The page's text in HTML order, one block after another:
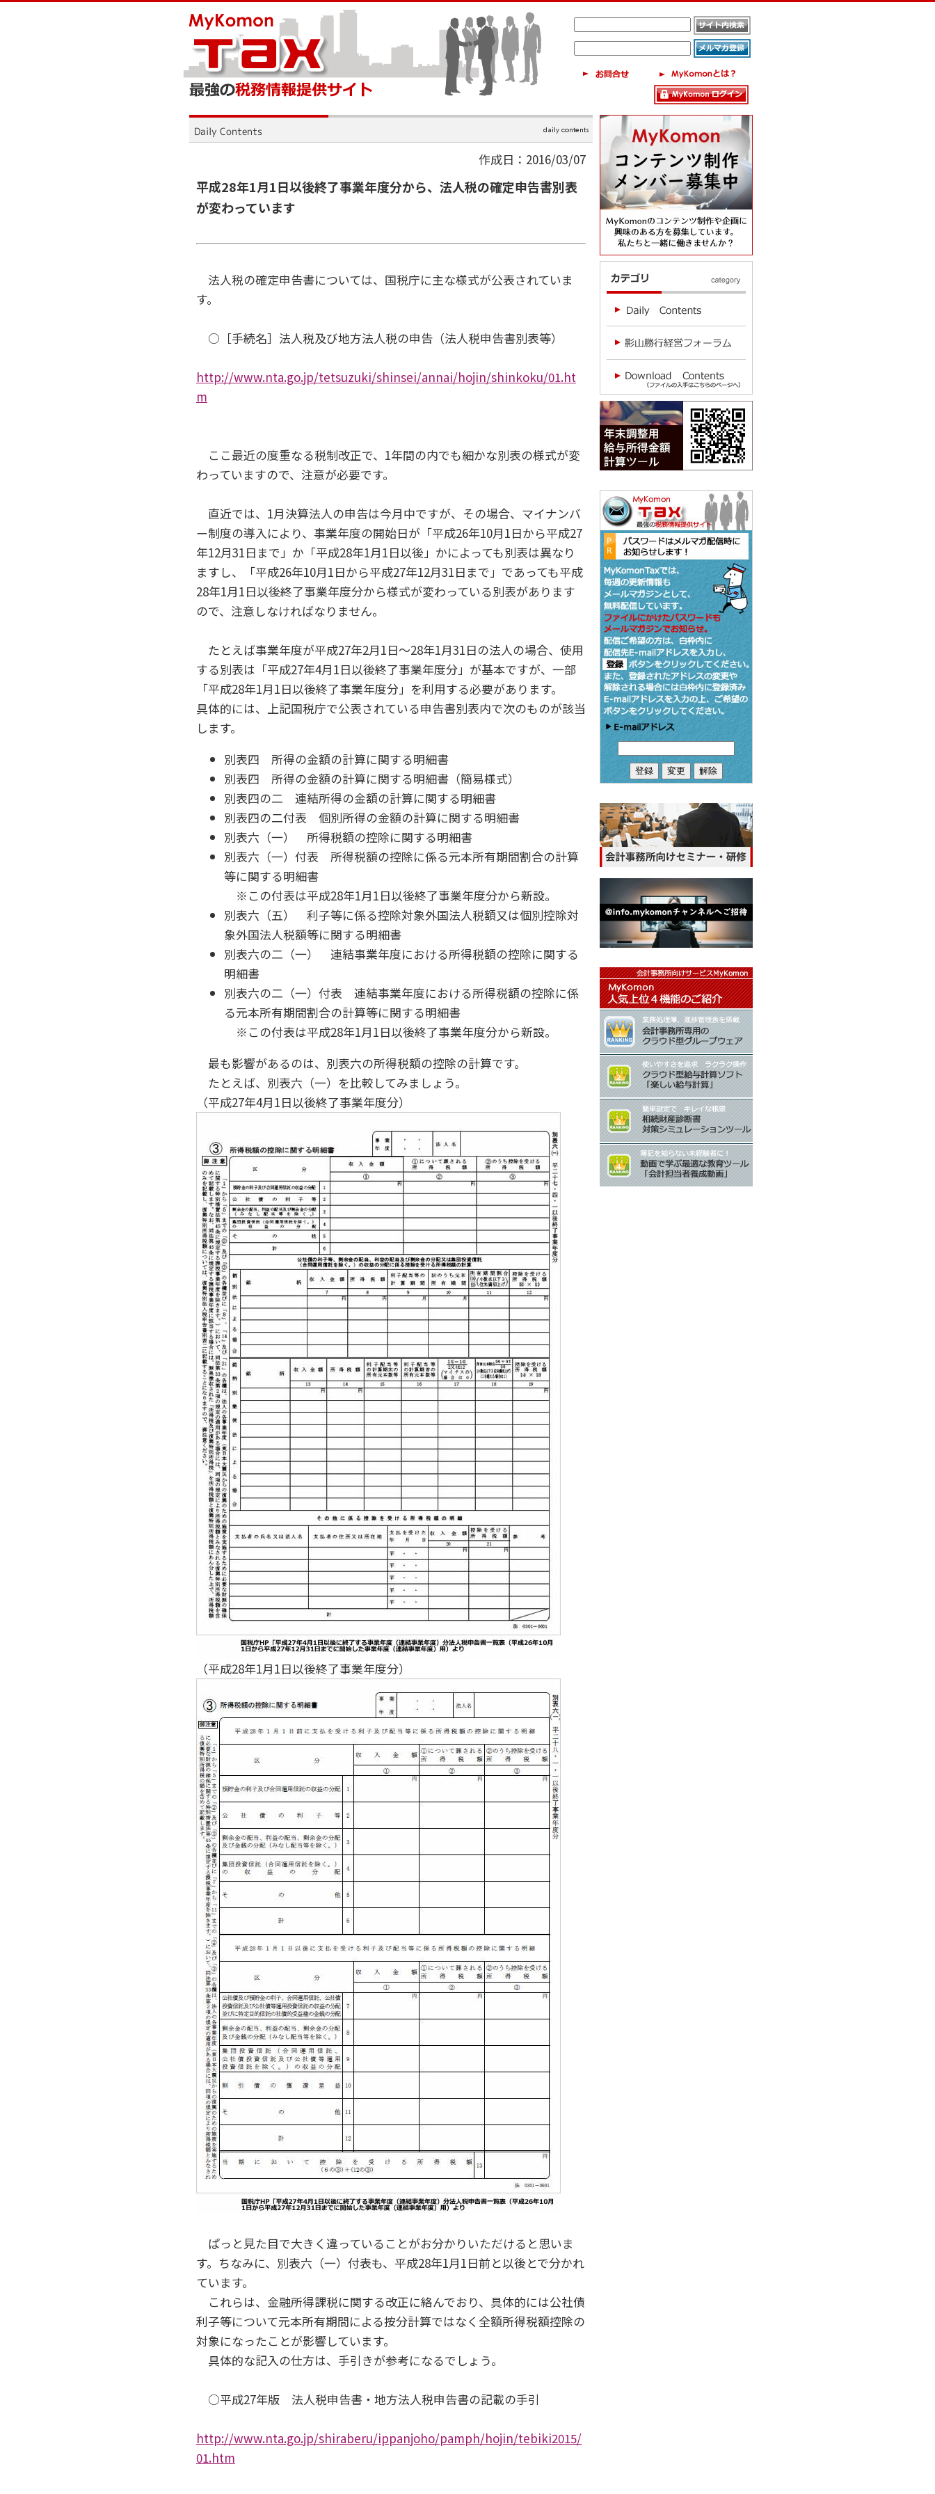
作成日：2016/03/07
平成28年1月1日以後終了事業年度分から、法人税の確定申告書別表
が変わっています
法人税の確定申告書については、国税庁に主な様式が公表されていま
す。
○［手続名］法人税及び地方法人税の申告（法人税申告書別表等）
http://www.nta.go.jp/tetsuzuki/shinsei/annai/hojin/shinkoku/01.ht
m
ここ最近の度重なる税制改正で、1年間の内でも細かな別表の様式が変
わっていますので、注意が必要です。
直近では、1月決算法人の申告は今月中ですが、その場合、マイナンバ
ー制度の導入により、事業年度の開始日が「平成26年10月1日から平成27
年12月31日まで」か「平成28年1月1日以後」かによっても別表は異なり
ますし、「平成26年10月1日から平成27年12月31日まで」であっても平成
28年1月1日以後終了事業年度分から様式が変わっている別表があります
ので、注意しなければなりません。
たとえば事業年度が平成27年2月1日～28年1月31日の法人の場合、使用
する別表は「平成27年4月1日以後終了事業年度分」が基本ですが、一部
「平成28年1月1日以後終了事業年度分」を利用する必要があります。
具体的には、上記国税庁で公表されている申告書別表内で次のものが該当
します。
別表四 所得の金額の計算に関する明細書
別表四 所得の金額の計算に関する明細書（簡易様式）
別表四の二 連結所得の金額の計算に関する明細書
別表四の二付表 個別所得の金額の計算に関する明細書
別表六（一） 所得税額の控除に関する明細書
別表六（一）付表 所得税額の控除に係る元本所有期間割合の計算
等に関する明細書
※この付表は平成28年1月1日以後終了事業年度分から新設。
別表六（五） 利子等に係る控除対象外国法人税額又は個別控除対
象外国法人税額等に関する明細書
別表六の二（一） 連結事業年度における所得税額の控除に関する
明細書
別表六の二（一）付表 連結事業年度における所得税額の控除に係
る元本所有期間割合の計算等に関する明細書
※この付表は平成28年1月1日以後終了事業年度分から新設。
最も影響があるのは、別表六の所得税額の控除の計算です。
たとえば、別表六（一）を比較してみましょう。
（平成27年4月1日以後終了事業年度分）
（平成28年1月1日以後終了事業年度分）
ぱっと見た目で大きく違っていることがお分かりいただけると思いま
す。ちなみに、別表六（一）付表も、平成28年1月1日前と以後とで分かれ
ています。
これらは、金融所得課税に関する改正に絡んでおり、具体的には公社債
利子等について元本所有期間による按分計算ではなく全額所得税額控除の
対象になったことが影響しています。
具体的な記入の仕方は、手引きが参考になるでしょう。
○平成27年版 法人税申告書・地方法人税申告書の記載の手引
http://www.nta.go.jp/shiraberu/ippanjoho/pamph/hojin/tebiki2015/
01.htm